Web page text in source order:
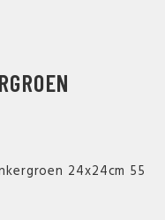
24x24cm 55